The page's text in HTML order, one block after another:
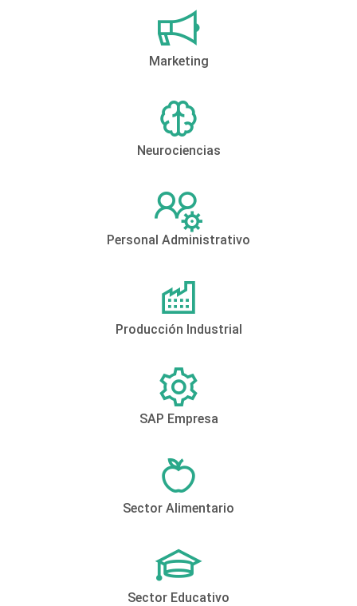
Marketing
Neurociencias
Personal Administrativo
Producción Industrial
SAP Empresa
Sector Alimentario
Sector Educativo